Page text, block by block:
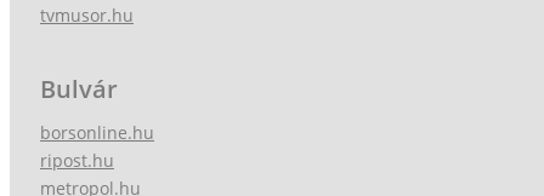
tvmusor.hu
Bulvár
borsonline.hu
ripost.hu
metropol.hu